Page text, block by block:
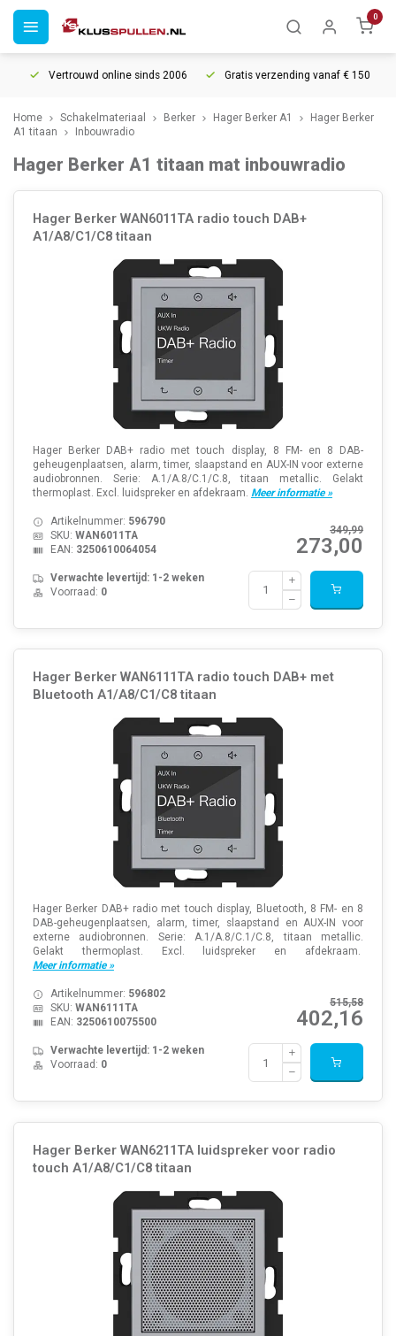
0
Vertrouwd online sinds 2006 Gratis verzending vanaf € 150
Home Schakelmateriaal Berker Hager Berker A1
Hager Berker
A1 titaan
Inbouwradio
Hager Berker A1 titaan mat inbouwradio
Hager Berker WAN6011TA radio touch DAB+
A1/A8/C1/C8 titaan
Hager Berker DAB+ radio met touch display, 8 FM- en 8 DAB-
geheugenplaatsen, alarm, timer, slaapstand en AUX-IN voor externe
audiobronnen. Serie: A.1/A.8/C.1/C.8, titaan metallic. Gelakt
thermoplast. Excl. luidspreker en afdekraam. Meer informatie »
349,99
273,00
Artikelnummer: 596790
SKU: WAN6011TA
EAN: 3250610064054
Verwachte levertijd: 1-2 weken
Voorraad: 0
Hager Berker WAN6111TA radio touch DAB+ met
Bluetooth A1/A8/C1/C8 titaan
Hager Berker DAB+ radio met touch display, Bluetooth, 8 FM- en 8
DAB-geheugenplaatsen, alarm, timer, slaapstand en AUX-IN voor
externe audiobronnen. Serie: A.1/A.8/C.1/C.8, titaan metallic.
Gelakt thermoplast. Excl. luidspreker en afdekraam.
Meer informatie »
515,58
402,16
Artikelnummer: 596802
SKU: WAN6111TA
EAN: 3250610075500
Verwachte levertijd: 1-2 weken
Voorraad: 0
Hager Berker WAN6211TA luidspreker voor radio
touch A1/A8/C1/C8 titaan